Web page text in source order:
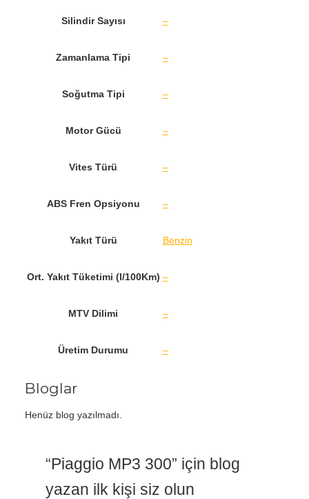
Silindir Sayısı –
Zamanlama Tipi –
Soğutma Tipi –
Motor Gücü –
Vites Türü –
ABS Fren Opsiyonu –
Yakıt Türü Benzin
Ort. Yakıt Tüketimi (l/100Km) –
MTV Dilimi –
Üretim Durumu –
Bloglar
Henüz blog yazılmadı.
“Piaggio MP3 300” için blog
yazan ilk kişi siz olun